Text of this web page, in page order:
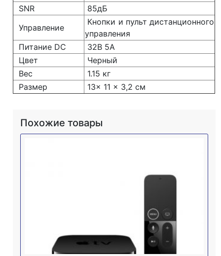
SNR
85дБ
Управление
Кнопки и пульт дистанционного
управления
Питание DC
32В 5А
Цвет
Черный
Вес
1.15 кг
Размер
13x 11 x 3,2 см
Похожие товары